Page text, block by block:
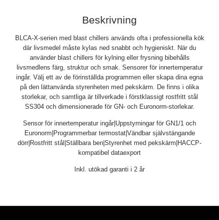
Beskrivning
BLCA-X-serien med blast chillers används ofta i professionella kök
där livsmedel måste kylas ned snabbt och hygieniskt. När du
använder blast chillers för kylning eller frysning bibehålls
livsmedlens färg, struktur och smak. Sensorer för innertemperatur
ingår. Välj ett av de förinställda programmen eller skapa dina egna
på den lättanvända styrenheten med pekskärm. De finns i olika
storlekar, och samtliga är tillverkade i förstklassigt rostfritt stål
SS304 och dimensionerade för GN- och Euronorm-storlekar.
Sensor för innertemperatur ingår|Uppstyrningar för GN1/1 och
Euronorm|Programmerbar termostat|Vändbar självstängande
dörr|Rostfritt stål|Ställbara ben|Styrenhet med pekskärm|HACCP-
kompatibel dataexport
Inkl. utökad garanti i 2 år